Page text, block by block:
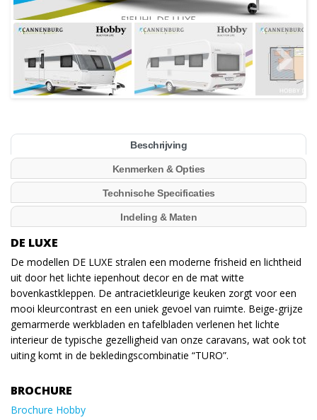
Beschrijving
Kenmerken & Opties
Technische Specificaties
Indeling & Maten
DE LUXE
De modellen DE LUXE stralen een moderne frisheid en lichtheid
uit door het lichte iepenhout decor en de mat witte
bovenkastkleppen. De antracietkleurige keuken zorgt voor een
mooi kleurcontrast en een uniek gevoel van ruimte. Beige-grijze
gemarmerde werkbladen en tafelbladen verlenen het lichte
interieur de typische gezelligheid van onze caravans, wat ook tot
uiting komt in de bekledingscombinatie “TURO”.
BROCHURE
Brochure Hobby